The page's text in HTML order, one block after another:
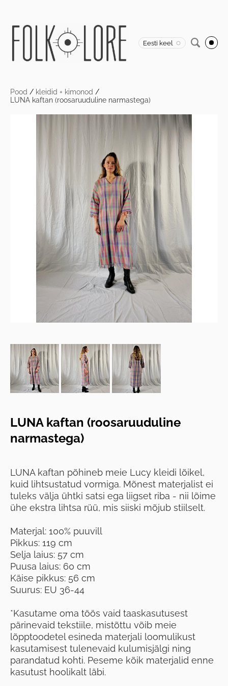
Eesti keel
Pood / kleidid + kimonod /
LUNA kaftan (roosaruuduline narmastega)
LUNA kaftan (roosaruuduline
narmastega)
LUNA kaftan põhineb meie Lucy kleidi lõikel,
kuid lihtsustatud vormiga. Mõnest materjalist ei
tuleks välja ühtki satsi ega liigset riba - nii lõime
ühe ekstra lihtsa rüü, mis siiski mõjub stiilselt.
Materjal: 100% puuvill
Pikkus: 119 cm
Selja laius: 57 cm
Puusa laius: 60 cm
Käise pikkus: 56 cm
Suurus: EU 36-44
*Kasutame oma töös vaid taaskasutusest
pärinevaid tekstiile, mistõttu võib meie
lõpptoodetel esineda materjali loomulikust
kasutamisest tulenevaid kulumisjälgi ning
parandatud kohti. Peseme kõik materjalid enne
kasutust hoolikalt läbi.